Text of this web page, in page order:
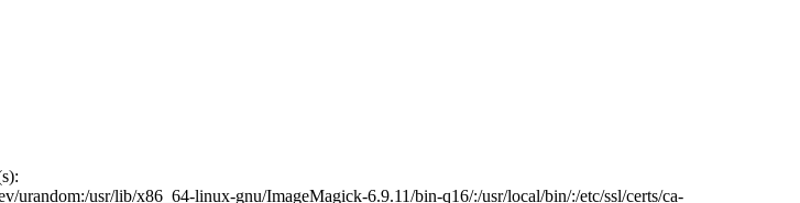
urandom:/usr/lib/x86_64-linux-gnu/ImageMagick-6.9.11/bin-q16/:/usr/local/bin/:/etc/ssl/certs/ca-